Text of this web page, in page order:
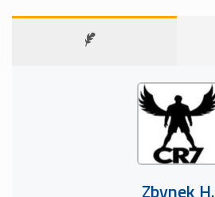
Zbynek H.